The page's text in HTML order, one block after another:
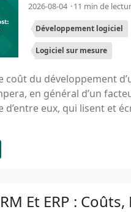
2026-08-04 11 min de
Développement logiciel
Logiciel sur mesure
coût du développement
en général d’un
d’entre eux, qui lisent et
Et ERP :